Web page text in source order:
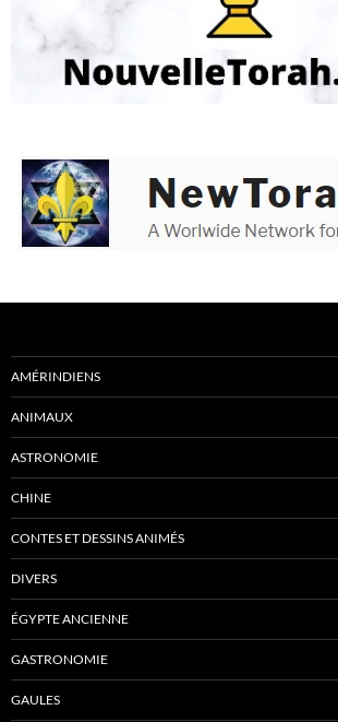
AMÉRINDIENS
ANIMAUX
ASTRONOMIE
CHINE
CONTES ET DESSINS ANIMÉS
DIVERS
ÉGYPTE ANCIENNE
GASTRONOMIE
GAULES